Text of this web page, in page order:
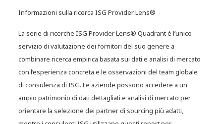
La guida definitiva alla
governance dell’AI: fiducia,
compliance e innovazione
Informazioni sulla ricerca ISG Provider Lens®
La serie di ricerche ISG Provider Lens® Quadrant è l’unico
servizio di valutazione dei fornitori del suo genere a
combinare ricerca empirica basata sui dati e analisi di mercato
con l’esperienza concreta e le osservazioni del team globale
di consulenza di ISG. Le aziende possono accedere a un
ampio patrimonio di dati dettagliati e analisi di mercato per
orientare la selezione dei partner di sourcing più adatti,